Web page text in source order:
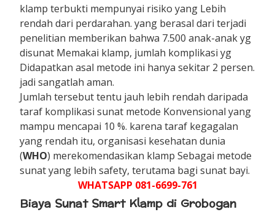
klamp terbukti mempunyai risiko yang Lebih
rendah dari perdarahan. yang berasal dari terjadi
penelitian memberikan bahwa 7.500 anak-anak yg
disunat Memakai klamp, jumlah komplikasi yg
Didapatkan asal metode ini hanya sekitar 2 persen.
jadi sangatlah aman.
Jumlah tersebut tentu jauh lebih rendah daripada
taraf komplikasi sunat metode Konvensional yang
mampu mencapai 10 %. karena taraf kegagalan
yang rendah itu, organisasi kesehatan dunia
(WHO) merekomendasikan klamp Sebagai metode
sunat yang lebih safety, terutama bagi sunat bayi.
WHATSAPP 081-6699-761
Biaya Sunat Smart Klamp di Grobogan